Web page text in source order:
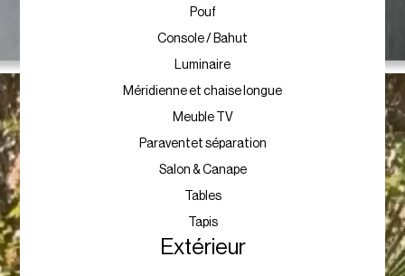
Pouf
Console / Bahut
Luminaire
Méridienne et chaise longue
Meuble TV
Paraventet séparation
Salon & Canape
Tables
Tapis
Extérieur